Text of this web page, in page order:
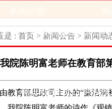
新闻动态 通知公告
科研项目科研成果及
是 : 首页> 新闻公告> 新闻动
我院陈明富老师在教育部
教育部思政司主办的“廉洁